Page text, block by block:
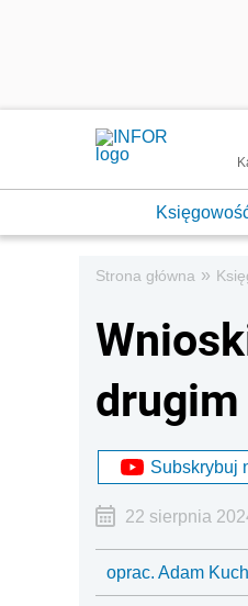
Strona główna »
Subskrybuj
22 sierpnia
oprac. Adam